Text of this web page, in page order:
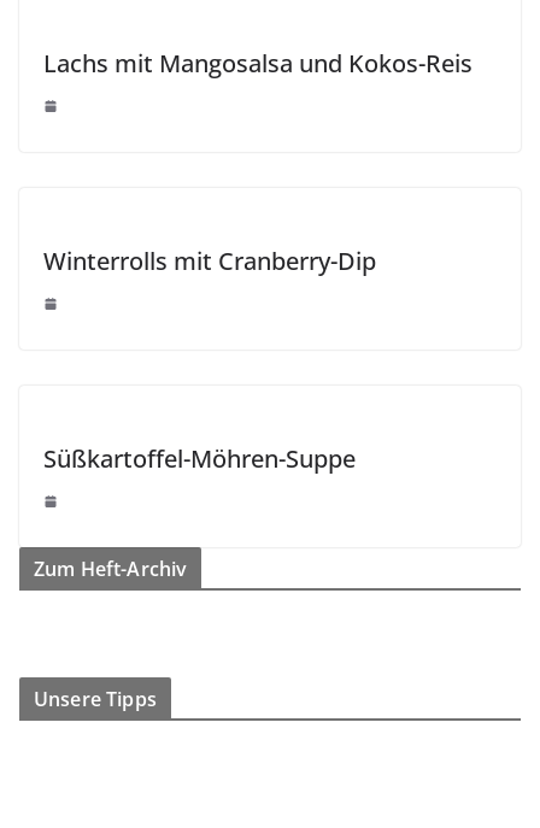
Lachs mit Mangosalsa und Kokos-Reis
Winterrolls mit Cranberry-Dip
Süßkartoffel-Möhren-Suppe
Zum Heft-Archiv
Unsere Tipps